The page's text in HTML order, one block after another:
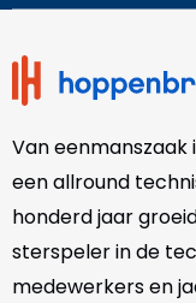
Van
een allround
honderd jaar
sterspeler in de
medewerkers en